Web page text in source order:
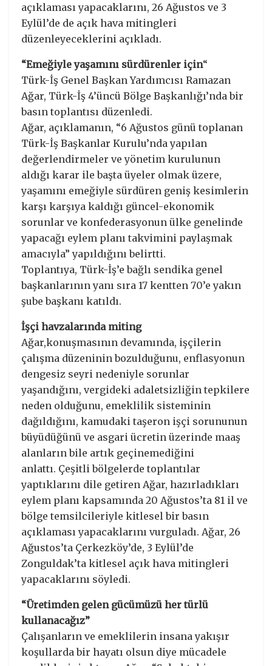
açıklaması yapacaklarını, 26 Ağustos ve 3
Eylül’de de açık hava mitingleri
düzenleyeceklerini açıkladı.
“Emeğiyle yaşamını sürdürenler için“
Türk-İş Genel Başkan Yardımcısı Ramazan
Ağar, Türk-İş 4’üncü Bölge Başkanlığı’nda bir
basın toplantısı düzenledi.
Ağar, açıklamanın, “6 Ağustos günü toplanan
Türk-İş Başkanlar Kurulu’nda yapılan
değerlendirmeler ve yönetim kurulunun
aldığı karar ile başta üyeler olmak üzere,
yaşamını emeğiyle sürdüren geniş kesimlerin
karşı karşıya kaldığı güncel-ekonomik
sorunlar ve konfederasyonun ülke genelinde
yapacağı eylem planı takvimini paylaşmak
amacıyla” yapıldığını belirtti.
Toplantıya, Türk-İş’e bağlı sendika genel
başkanlarının yanı sıra 17 kentten 70’e yakın
şube başkanı katıldı.
İşçi havzalarında miting
Ağar,konuşmasının devamında, işçilerin
çalışma düzeninin bozulduğunu, enflasyonun
dengesiz seyri nedeniyle sorunlar
yaşandığını, vergideki adaletsizliğin tepkilere
neden olduğunu, emeklilik sisteminin
dağıldığını, kamudaki taşeron işçi sorununun
büyüdüğünü ve asgari ücretin üzerinde maaş
alanların bile artık geçinemediğini
anlattı. Çeşitli bölgelerde toplantılar
yaptıklarını dile getiren Ağar, hazırladıkları
eylem planı kapsamında 20 Ağustos’ta 81 il ve
bölge temsilcileriyle kitlesel bir basın
açıklaması yapacaklarını vurguladı. Ağar, 26
Ağustos’ta Çerkezköy’de, 3 Eylül’de
Zonguldak’ta kitlesel açık hava mitingleri
yapacaklarını söyledi.
“Üretimden gelen gücümüzü her türlü
kullanacağız”
Çalışanların ve emeklilerin insana yakışır
koşullarda bir hayatı olsun diye mücadele